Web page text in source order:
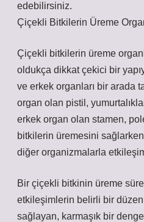
edebilirsiniz.
Çiçekli Bitkilerin Üreme
Çiçekli bitkilerin üreme
oldukça dikkat çekici bir
ve erkek organları bir arada
organ olan pistil,
erkek organ olan stamen,
bitkilerin üremesini
diğer organizmalarla
Bir çiçekli bitkinin üreme
etkileşimlerin belirli bir
sağlayan, karmaşık bir